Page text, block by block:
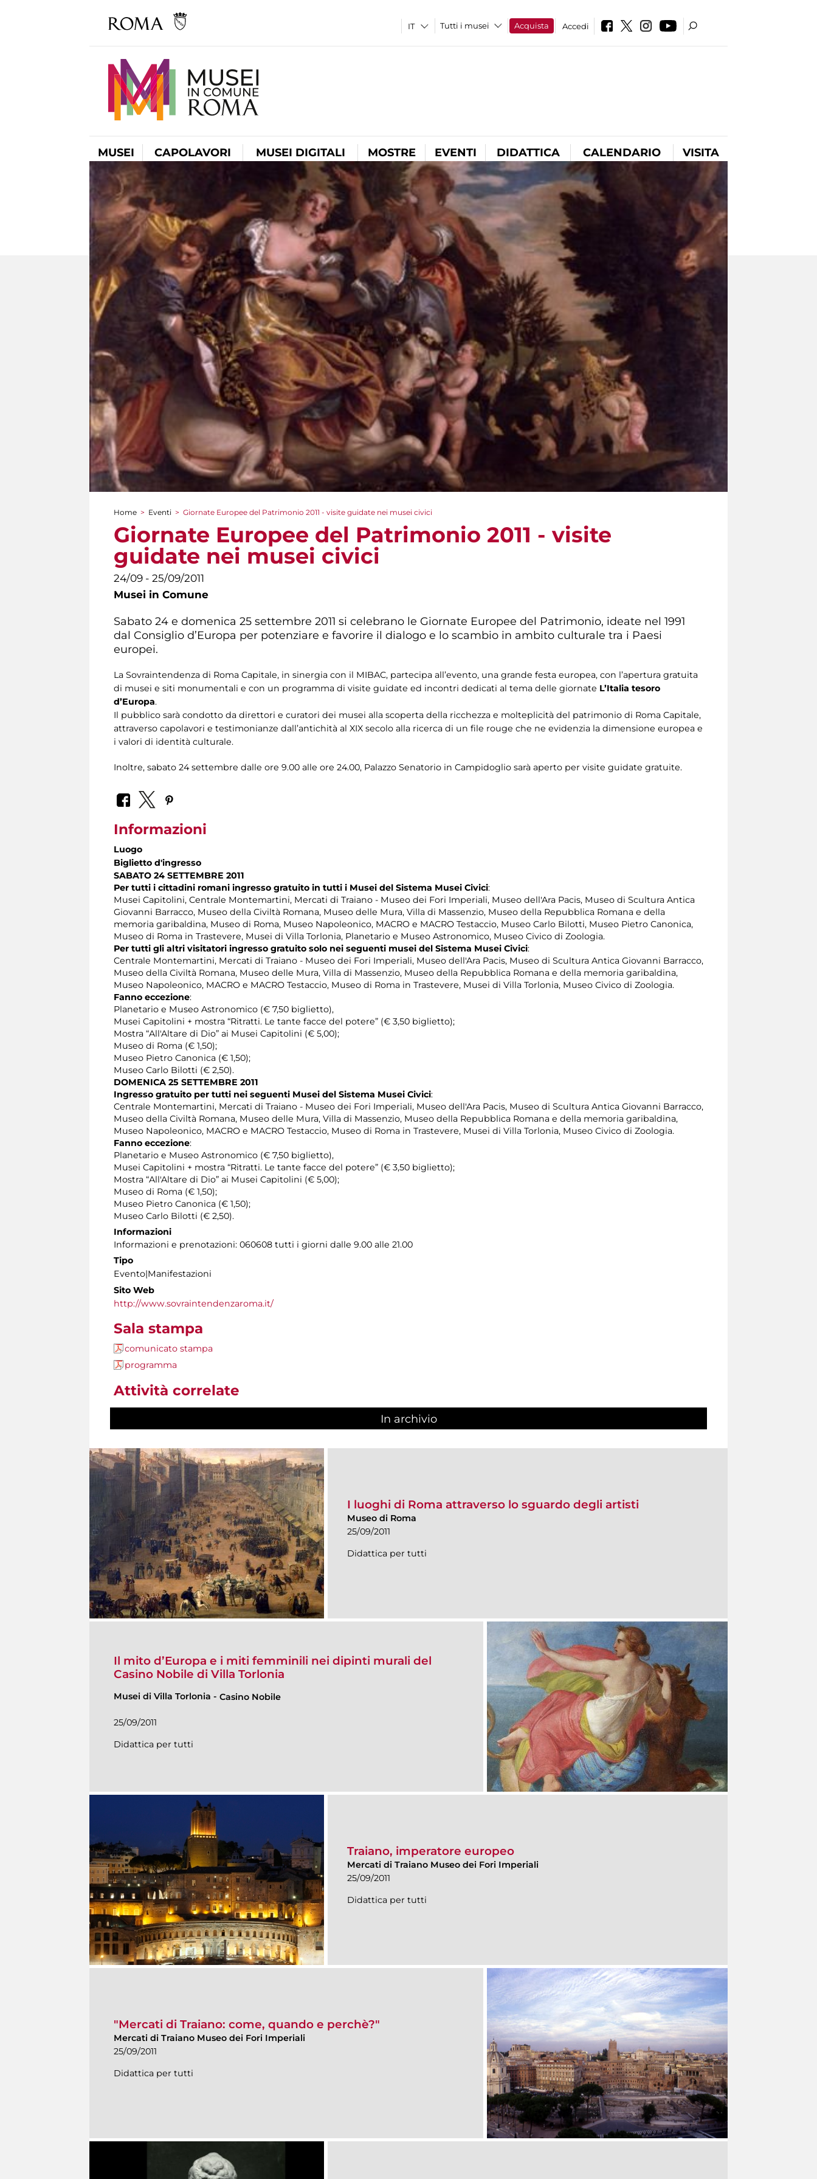
Tutti i musei Acquista Accedi
MUSEI CAPOLAVORI MUSEI DIGITALI MOSTRE EVENTI DIDATTICA CALENDARIO VISITA
Tu sei qui
Home > Eventi > Giornate Europee del Patrimonio 2011 - visite guidate nei musei civici
Giornate Europee del Patrimonio 2011 - visite
guidate nei musei civici
24/09 - 25/09/2011
Musei in Comune
Sabato 24 e domenica 25 settembre 2011 si celebrano le Giornate Europee del Patrimonio, ideate nel 1991
dal Consiglio d’Europa per potenziare e favorire il dialogo e lo scambio in ambito culturale tra i Paesi
europei.
La Sovraintendenza di Roma Capitale, in sinergia con il MIBAC, partecipa all’evento, una grande festa europea, con l’apertura gratuita
di musei e siti monumentali e con un programma di visite guidate ed incontri dedicati al tema delle giornate L’Italia tesoro
d’Europa.
Il pubblico sarà condotto da direttori e curatori dei musei alla scoperta della ricchezza e molteplicità del patrimonio di Roma Capitale,
attraverso capolavori e testimonianze dall’antichità al XIX secolo alla ricerca di un file rouge che ne evidenzia la dimensione europea e
i valori di identità culturale.
Inoltre, sabato 24 settembre dalle ore 9.00 alle ore 24.00, Palazzo Senatorio in Campidoglio sarà aperto per visite guidate gratuite.
Informazioni
Luogo
Biglietto d'ingresso
SABATO 24 SETTEMBRE 2011
Per tutti i cittadini romani ingresso gratuito in tutti i Musei del Sistema Musei Civici:
Musei Capitolini, Centrale Montemartini, Mercati di Traiano - Museo dei Fori Imperiali, Museo dell'Ara Pacis, Museo di Scultura Antica
Giovanni Barracco, Museo della Civiltà Romana, Museo delle Mura, Villa di Massenzio, Museo della Repubblica Romana e della
memoria garibaldina, Museo di Roma, Museo Napoleonico, MACRO e MACRO Testaccio, Museo Carlo Bilotti, Museo Pietro Canonica,
Museo di Roma in Trastevere, Musei di Villa Torlonia, Planetario e Museo Astronomico, Museo Civico di Zoologia.
Per tutti gli altri visitatori ingresso gratuito solo nei seguenti musei del Sistema Musei Civici:
Centrale Montemartini, Mercati di Traiano - Museo dei Fori Imperiali, Museo dell'Ara Pacis, Museo di Scultura Antica Giovanni Barracco,
Museo della Civiltà Romana, Museo delle Mura, Villa di Massenzio, Museo della Repubblica Romana e della memoria garibaldina,
Museo Napoleonico, MACRO e MACRO Testaccio, Museo di Roma in Trastevere, Musei di Villa Torlonia, Museo Civico di Zoologia.
Fanno eccezione:
Planetario e Museo Astronomico (€ 7,50 biglietto),
Musei Capitolini + mostra “Ritratti. Le tante facce del potere” (€ 3,50 biglietto);
Mostra “All'Altare di Dio” ai Musei Capitolini (€ 5,00);
Museo di Roma (€ 1,50);
Museo Pietro Canonica (€ 1,50);
Museo Carlo Bilotti (€ 2,50).
DOMENICA 25 SETTEMBRE 2011
Ingresso gratuito per tutti nei seguenti Musei del Sistema Musei Civici:
Centrale Montemartini, Mercati di Traiano - Museo dei Fori Imperiali, Museo dell'Ara Pacis, Museo di Scultura Antica Giovanni Barracco,
Museo della Civiltà Romana, Museo delle Mura, Villa di Massenzio, Museo della Repubblica Romana e della memoria garibaldina,
Museo Napoleonico, MACRO e MACRO Testaccio, Museo di Roma in Trastevere, Musei di Villa Torlonia, Museo Civico di Zoologia.
Fanno eccezione:
Planetario e Museo Astronomico (€ 7,50 biglietto),
Musei Capitolini + mostra “Ritratti. Le tante facce del potere” (€ 3,50 biglietto);
Mostra “All'Altare di Dio” ai Musei Capitolini (€ 5,00);
Museo di Roma (€ 1,50);
Museo Pietro Canonica (€ 1,50);
Museo Carlo Bilotti (€ 2,50).
Informazioni
Informazioni e prenotazioni: 060608 tutti i giorni dalle 9.00 alle 21.00
Tipo
Evento|Manifestazioni
Sito Web
http://www.sovraintendenzaroma.it/
Sala stampa
comunicato stampa
programma
Attività correlate
In archivio
I luoghi di Roma attraverso lo sguardo degli artisti
Museo di Roma
25/09/2011
Didattica per tutti
Il mito d’Europa e i miti femminili nei dipinti murali del
Casino Nobile di Villa Torlonia
Musei di Villa Torlonia - Casino Nobile
25/09/2011
Didattica per tutti
Traiano, imperatore europeo
Mercati di Traiano Museo dei Fori Imperiali
25/09/2011
Didattica per tutti
"Mercati di Traiano: come, quando e perchè?"
Mercati di Traiano Museo dei Fori Imperiali
25/09/2011
Didattica per tutti